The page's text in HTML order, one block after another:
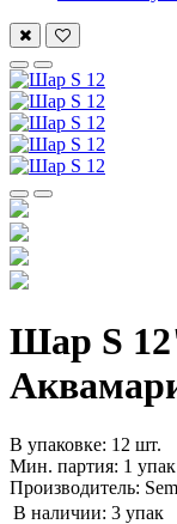
Шар S
В упаковке: 12 шт.
Мин. партия: 1 упак
Производитель:
В наличии: 3 упак